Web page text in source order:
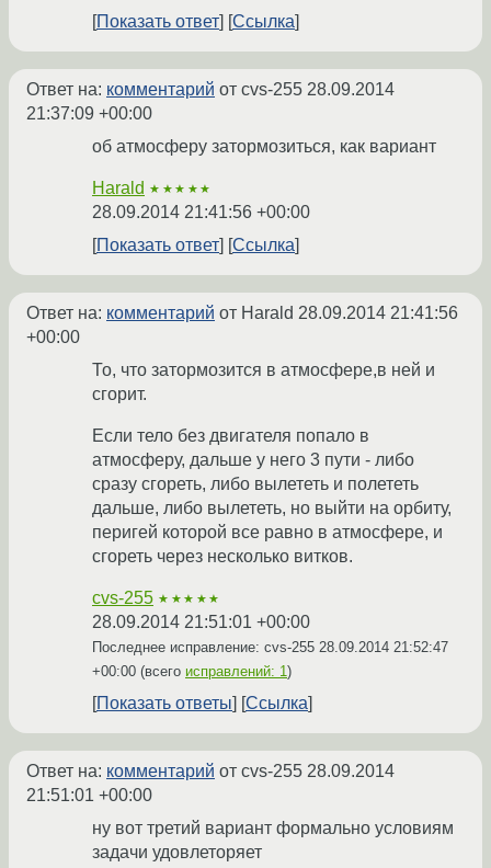
Показать ответ
Ссылка
Ответ на: комментарий от cvs-255 28.09.2014
21:37:09 +00:00
об атмосферу затормозиться, как вариант
Harald ★★★★★
28.09.2014 21:41:56 +00:00
Показать ответ
Ссылка
Ответ на: комментарий от Harald 28.09.2014 21:41:56
+00:00
То, что затормозится в атмосфере,в ней и
сгорит.
Если тело без двигателя попало в
атмосферу, дальше у него 3 пути - либо
сразу сгореть, либо вылететь и полететь
дальше, либо вылететь, но выйти на орбиту,
перигей которой все равно в атмосфере, и
сгореть через несколько витков.
cvs-255 ★★★★★
28.09.2014 21:51:01 +00:00
Последнее исправление: cvs-255 28.09.2014 21:52:47
+00:00 (всего исправлений: 1)
Показать ответы Ссылка
Ответ на: комментарий от cvs-255 28.09.2014
21:51:01 +00:00
ну вот третий вариант формально условиям
задачи удовлеторяет